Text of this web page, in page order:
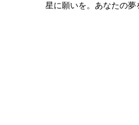
星に願いを。あなたの夢